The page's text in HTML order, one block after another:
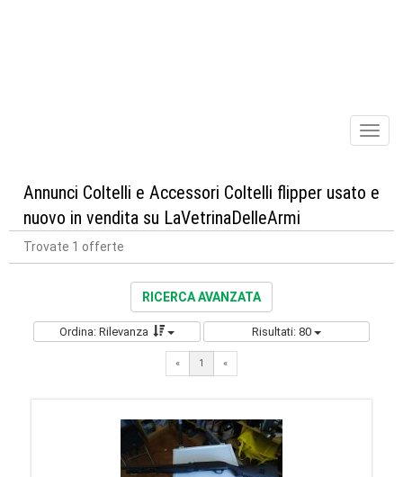
Annunci Coltelli e Accessori Coltelli flipper usato e
nuovo in vendita su LaVetrinaDelleArmi
Trovate 1 offerte
RICERCA AVANZATA
Ordina: Rilevanza Risultati: 80
« 1 «